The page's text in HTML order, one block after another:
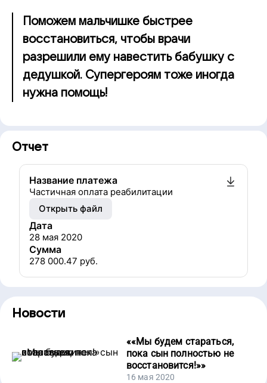
Поможем мальчишке быстрее
восстановиться, чтобы врачи
разрешили ему навестить бабушку с
дедушкой. Супергероям тоже иногда
нужна помощь!
Отчет
Название платежа
Частичная оплата реабилитации
Открыть файл
Дата
28 мая 2020
Сумма
278 000.47 руб.
Новости
««Мы будем стараться,
пока сын полностью не
восстановится!»»
16 мая 2020